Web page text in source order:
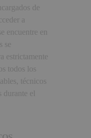
de
a
encuentre en
se
estrictamente
todos los
técnicos
el